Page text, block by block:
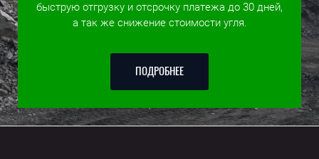
быструю отгрузку и отсрочку платежа до 30 дней,
а так же снижение стоимости угля.
ПОДРОБНЕЕ